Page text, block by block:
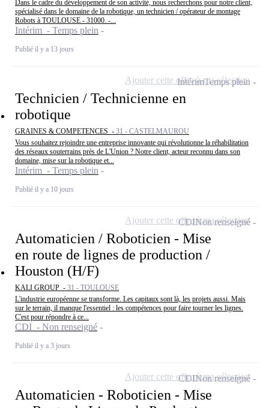
Dans le cadre du développement de son activité, nous recherchons pour notre client,
spécialisé dans le domaine de la robotique, un technicien / opérateur de montage
Robots à TOULOUSE - 31000. -...
Intérim - Temps plein
Publié il y a 13 jours
Technicien / Technicienne en
robotique
GRAINES & COMPETENCES - 31 - CASTELMAUROU
Vous souhaitez rejoindre une entreprise innovante qui révolutionne la réhabilitation
des réseaux souterrains près de L'Union ? Notre client, acteur reconnu dans son
domaine, mise sur la robotique et...
Intérim - Temps plein
Publié il y a 10 jours
IntérimTemps plein
Ajouter cette offre à ma sélection
Automaticien / Roboticien - Mise
en route de lignes de production /
Houston (H/F)
KALI GROUP - 31 - TOULOUSE
L'industrie européenne se transforme. Les capitaux sont là, les projets aussi. Mais
sur le terrain, il manque l'essentiel : les compétences pour faire tourner les lignes.
C'est pour répondre à ce...
CDI - Non renseigné
Publié il y a 3 jours
CDINon renseigné
Ajouter cette offre à ma sélection
Automaticien - Roboticien - Mise
CDINon renseigné
Ajouter cette offre à ma sélection